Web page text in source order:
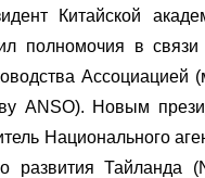
Китайской
полномочия в связи
Ассоциацией
ANSO). Новым
Национального
развития Тайланда